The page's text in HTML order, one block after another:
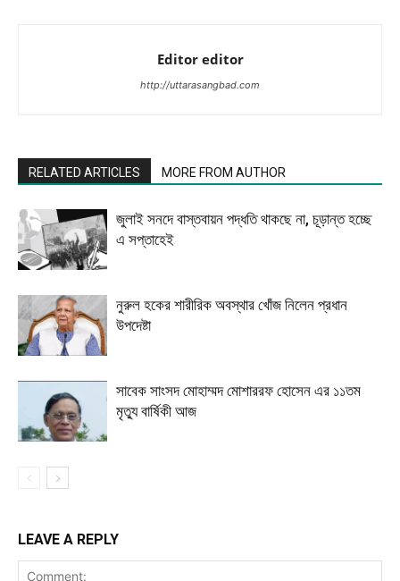
Editor editor
http://uttarasangbad.com
RELATED ARTICLES MORE FROM AUTHOR
জুলাই সনদে বাস্তবায়ন পদ্ধতি থাকছে না, চূড়ান্ত হচ্ছে
এ সপ্তাহেই
নুরুল হকের শারীরিক অবস্থার খোঁজ নিলেন প্রধান
উপদেষ্টা
সাবেক সাংসদ মোহাম্মদ মোশাররফ হোসেন এর ১১তম
মৃত্যু বার্ষিকী আজ
LEAVE A REPLY